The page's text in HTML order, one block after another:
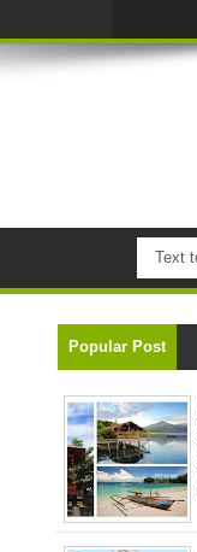
Popular Post